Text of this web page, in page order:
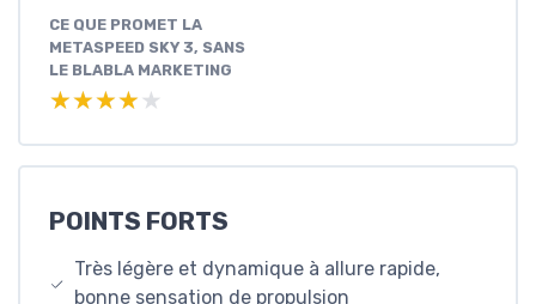
CE QUE PROMET LA
METASPEED SKY 3, SANS
LE BLABLA MARKETING
★★★★★
★★★★★
POINTS FORTS
Très légère et dynamique à allure rapide,
bonne sensation de propulsion